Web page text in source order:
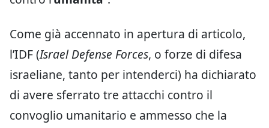
Come già accennato in apertura di articolo,
l’IDF (Israel Defense Forces, o forze di difesa
israeliane, tanto per intenderci) ha dichiarato
di avere sferrato tre attacchi contro il
convoglio umanitario e ammesso che la